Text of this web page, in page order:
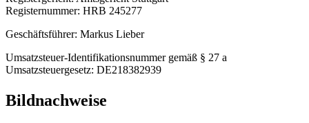
Registernummer: HRB 245277
Geschäftsführer: Markus Lieber
Umsatzsteuer-Identifikationsnummer gemäß § 27 a
Umsatzsteuergesetz: DE218382939
Bildnachweise